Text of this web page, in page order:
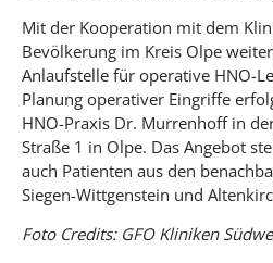
Mit der Kooperation mit dem
Bevölkerung im Kreis Olpe
Anlaufstelle für operative HNO-
Planung operativer Eingriffe
HNO-Praxis Dr. Murrenhoff in
Straße 1 in Olpe. Das Angebot
auch Patienten aus den
Siegen-Wittgenstein und
Foto Credits: GFO Kliniken